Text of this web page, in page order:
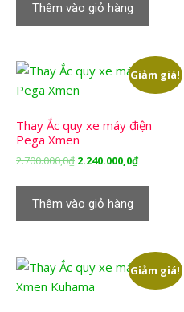
2.700.000,0₫.
Thêm vào giỏ hàng
Giảm giá!
Thay Ắc quy xe máy điện
Pega Xmen
2.700.000,0₫ Giá
2.700.000,0₫.
2.240.000,0₫Giá
Thêm vào giỏ hàng
Giảm giá!